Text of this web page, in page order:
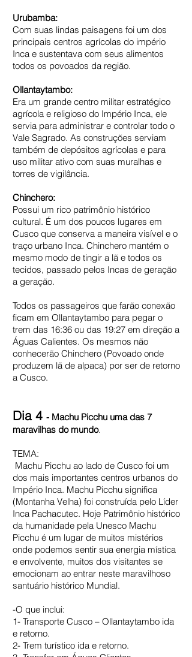
Urubamba:
Com suas lindas paisagens foi um dos
principais centros agrícolas do império
Inca e sustentava com seus alimentos
todos os povoados da região.
Ollantaytambo:
Era um grande centro militar estratégico
agrícola e religioso do Império Inca, ele
servia para administrar e controlar todo o
Vale Sagrado. As construções serviam
também de depósitos agrícolas e para
uso militar ativo com suas muralhas e
torres de vigilância.
Chinchero:
Possui um rico patrimônio histórico
cultural. É um dos poucos lugares em
Cusco que conserva a maneira visível e o
traço urbano Inca. Chinchero mantém o
mesmo modo de tingir a lã e todos os
tecidos, passado pelos Incas de geração
a geração.
Todos os passageiros que farão conexão
ficam em Ollantaytambo para pegar o
trem das 16:36 ou das 19:27 em direção a
Águas Calientes. Os mesmos não
conhecerão Chinchero (Povoado onde
produzem lã de alpaca) por ser de retorno
a Cusco.
Dia 4 - Machu Picchu uma das 7
maravilhas do mundo.
TEMA:
Machu Picchu ao lado de Cusco foi um
dos mais importantes centros urbanos do
Império Inca. Machu Picchu significa
(Montanha Velha) foi construída pelo Líder
Inca Pachacutec. Hoje Patrimônio histórico
da humanidade pela Unesco Machu
Picchu é um lugar de muitos mistérios
onde podemos sentir sua energia mística
e envolvente, muitos dos visitantes se
emocionam ao entrar neste maravilhoso
santuário histórico Mundial.
-O que inclui:
1- Transporte Cusco – Ollantaytambo ida
e retorno.
2- Trem turístico ida e retorno.